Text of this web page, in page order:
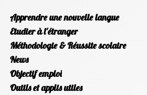
Apprendre une nouvelle langue
Etudier à l'étranger
Méthodologie & Réussite scolaire
News
Objectif emploi
Outils et applis utiles